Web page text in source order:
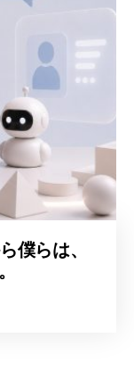
僕らは、